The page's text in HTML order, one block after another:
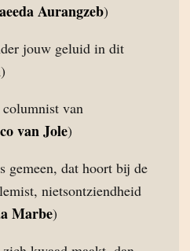
Aurangzeb)
jouw geluid in dit
)
van
van Jole)
gemeen, dat hoort bij de
nietsontziendheid
Marbe)